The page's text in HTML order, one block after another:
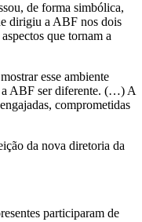
de forma simbólica,
dirigiu a ABF nos dois
que tornam a
esse ambiente
a ABF ser diferente. (…) A
comprometidas
da nova diretoria da
participaram de